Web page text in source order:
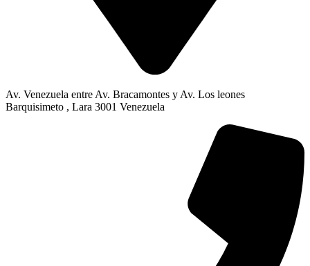
Av. Venezuela entre Av. Bracamontes y Av. Los leones
Barquisimeto , Lara 3001 Venezuela